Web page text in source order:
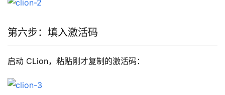
第六步：填入激活码
启动 CLion，粘贴刚才复制的激活码：